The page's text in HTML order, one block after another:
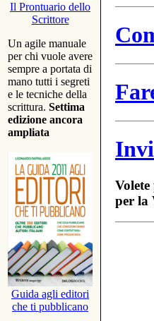
Il Prontuario dello
Scrittore
Un agile manuale
per chi vuole avere
sempre a portata di
mano tutti i segreti
e le tecniche della
scrittura. Settima
edizione ancora
ampliata
Guida agli editori
che ti pubblicano
per la